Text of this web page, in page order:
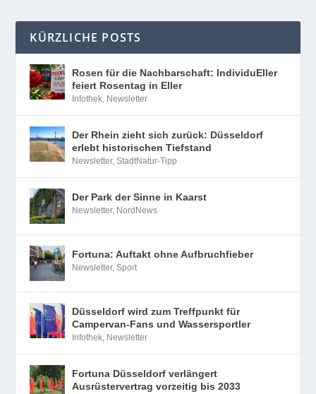
KÜRZLICHE POSTS
Rosen für die Nachbarschaft: IndividuEller
feiert Rosentag in Eller
Infothek Newsletter
Der Rhein zieht sich zurück: Düsseldorf
erlebt historischen Tiefstand
Newsletter,StadtNatur-Tipp
Der Park der Sinne in Kaarst
Newsletter, NordNews
Fortuna: Auftakt ohne Aufbruchfieber
Newsletter,Sport
Düsseldorf wird zum Treffpunkt für
Campervan-Fans und Wassersportler
Infothek Newsletter
Fortuna Düsseldorf verlängert
Ausrüstervertrag vorzeitig bis 2033